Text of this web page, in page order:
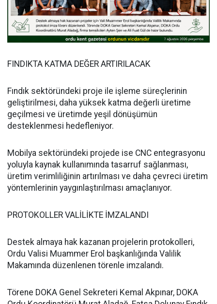
FINDIKTA KATMA DEĞER ARTIRILACAK
Fındık sektöründeki proje ile işleme süreçlerinin
geliştirilmesi, daha yüksek katma değerli üretime
geçilmesi ve üretimde yeşil dönüşümün
desteklenmesi hedefleniyor.
Mobilya sektöründeki projede ise CNC entegrasyonu
yoluyla kaynak kullanımında tasarruf sağlanması,
üretim verimliliğinin artırılması ve daha çevreci üretim
yöntemlerinin yaygınlaştırılması amaçlanıyor.
PROTOKOLLER VALİLİKTE İMZALANDI
Destek almaya hak kazanan projelerin protokolleri,
Ordu Valisi Muammer Erol başkanlığında Valilik
Makamında düzenlenen törenle imzalandı.
Törene DOKA Genel Sekreteri Kemal Akpınar, DOKA